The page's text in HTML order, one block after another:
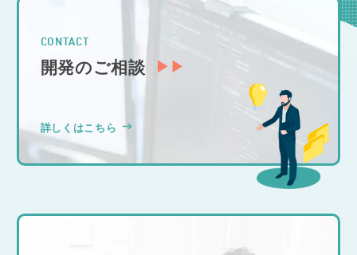
CONTACT
開発のご相談
詳しくはこちら